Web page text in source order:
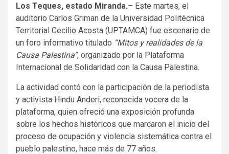
Los Teques, estado Miranda.– Este martes, el
auditorio Carlos Griman de la Universidad Politécnica
Territorial Cecilio Acosta (UPTAMCA) fue escenario de
un foro informativo titulado “Mitos y realidades de la
Causa Palestina”, organizado por la Plataforma
Internacional de Solidaridad con la Causa Palestina.
La actividad contó con la participación de la periodista
y activista Hindu Anderi, reconocida vocera de la
plataforma, quien ofreció una exposición profunda
sobre los hechos históricos que marcaron el inicio del
proceso de ocupación y violencia sistemática contra el
pueblo palestino, hace más de 77 años.